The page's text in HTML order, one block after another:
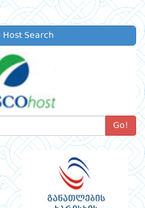
Host Search
Go!